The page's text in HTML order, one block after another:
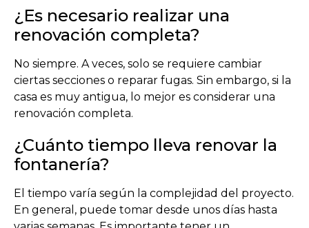
¿Es necesario realizar una
renovación completa?
No siempre. A veces, solo se requiere cambiar
ciertas secciones o reparar fugas. Sin embargo, si la
casa es muy antigua, lo mejor es considerar una
renovación completa.
¿Cuánto tiempo lleva renovar la
fontanería?
El tiempo varía según la complejidad del proyecto.
En general, puede tomar desde unos días hasta